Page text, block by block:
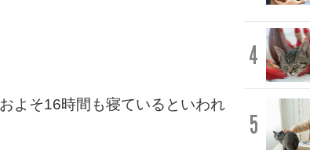
よそ16時間も寝ているといわれ
4
5